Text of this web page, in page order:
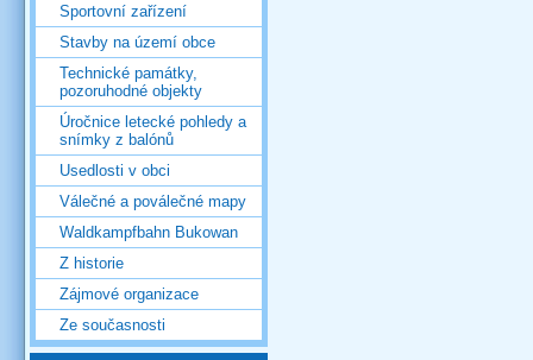
Sportovní zařízení
Stavby na území obce
Technické památky,
pozoruhodné objekty
Úročnice letecké pohledy a
snímky z balónů
Usedlosti v obci
Válečné a poválečné mapy
Waldkampfbahn Bukowan
Z historie
Zájmové organizace
Ze současnosti